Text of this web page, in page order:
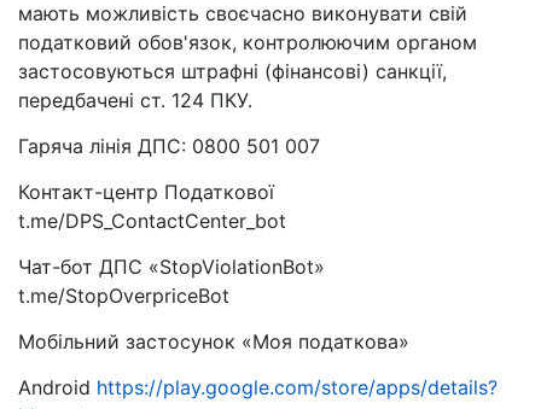
мають можливість своєчасно виконувати свій
податковий обов'язок, контролюючим органом
застосовуються штрафні (фінансові) санкції,
передбачені ст. 124 ПКУ.
Гаряча лінія ДПС: 0800 501 007
Контакт-центр Податкової
t.me/DPS_ContactCenter_bot
Чат-бот ДПС «StopViolationBot»
t.me/StopOverpriceBot
Мобільний застосунок «Моя податкова»
Android https://play.google.com/store/apps/details?